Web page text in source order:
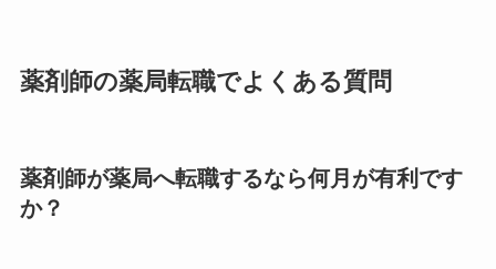
薬剤師の薬局転職でよくある質問
薬剤師が薬局へ転職するなら何月が有利です
か？